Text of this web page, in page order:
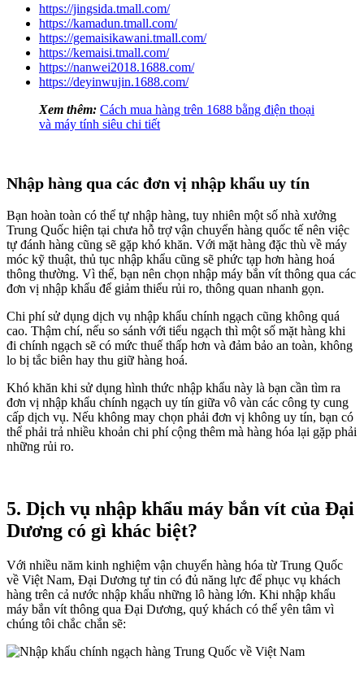
https://jingsida.tmall.com/
https://kamadun.tmall.com/
https://gemaisikawani.tmall.com/
https://kemaisi.tmall.com/
https://nanwei2018.1688.com/
https://deyinwujin.1688.com/
Xem thêm: Cách mua hàng trên 1688 bằng điện thoại
và máy tính siêu chi tiết
Nhập hàng qua các đơn vị nhập khẩu uy tín
Bạn hoàn toàn có thể tự nhập hàng, tuy nhiên một số nhà xưởng
Trung Quốc hiện tại chưa hỗ trợ vận chuyển hàng quốc tế nên việc
tự đánh hàng cũng sẽ gặp khó khăn. Với mặt hàng đặc thù về máy
móc kỹ thuật, thủ tục nhập khẩu cũng sẽ phức tạp hơn hàng hoá
thông thường. Vì thế, bạn nên chọn nhập máy bắn vít thông qua các
đơn vị nhập khẩu để giảm thiểu rủi ro, thông quan nhanh gọn.
Chi phí sử dụng dịch vụ nhập khẩu chính ngạch cũng không quá
cao. Thậm chí, nếu so sánh với tiểu ngạch thì một số mặt hàng khi
đi chính ngạch sẽ có mức thuế thấp hơn và đảm bảo an toàn, không
lo bị tắc biên hay thu giữ hàng hoá.
Khó khăn khi sử dụng hình thức nhập khẩu này là bạn cần tìm ra
đơn vị nhập khẩu chính ngạch uy tín giữa vô vàn các công ty cung
cấp dịch vụ. Nếu không may chọn phải đơn vị không uy tín, bạn có
thể phải trả nhiều khoản chi phí cộng thêm mà hàng hóa lại gặp phải
những rủi ro.
5. Dịch vụ nhập khẩu máy bắn vít của Đại
Dương có gì khác biệt?
Với nhiều năm kinh nghiệm vận chuyển hàng hóa từ Trung Quốc
về Việt Nam, Đại Dương tự tin có đủ năng lực để phục vụ khách
hàng trên cả nước nhập khẩu những lô hàng lớn. Khi nhập khẩu
máy bắn vít thông qua Đại Dương, quý khách có thể yên tâm vì
chúng tôi chắc chắn sẽ: